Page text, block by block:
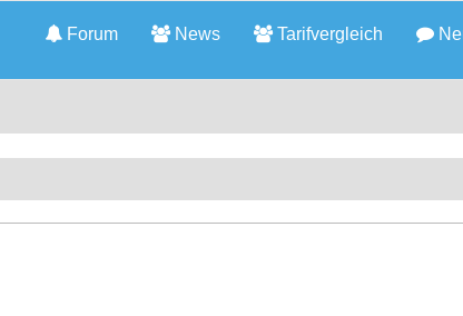
Forum News Tarifvergleich